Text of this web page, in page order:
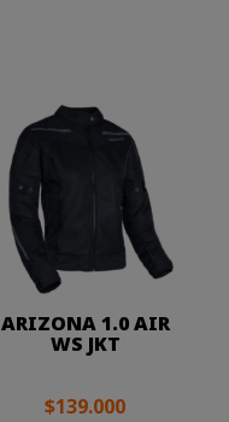
ARIZONA 1.0 AIR
WS JKT
$139.000